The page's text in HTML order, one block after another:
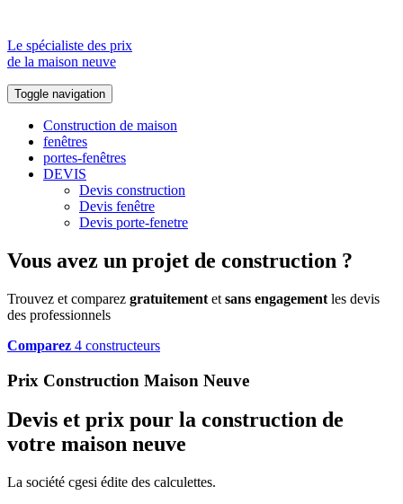
Le spécialiste des prix
de la maison neuve
Toggle navigation
Construction de maison
fenêtres
portes-fenêtres
DEVIS
Devis construction
Devis fenêtre
Devis porte-fenetre
Vous avez un projet de construction ?
Trouvez et comparez gratuitement et sans engagement les devis
des professionnels
Comparez 4 constructeurs
Prix Construction Maison Neuve
Devis et prix pour la construction de
votre maison neuve
La société cgesi édite des calculettes.